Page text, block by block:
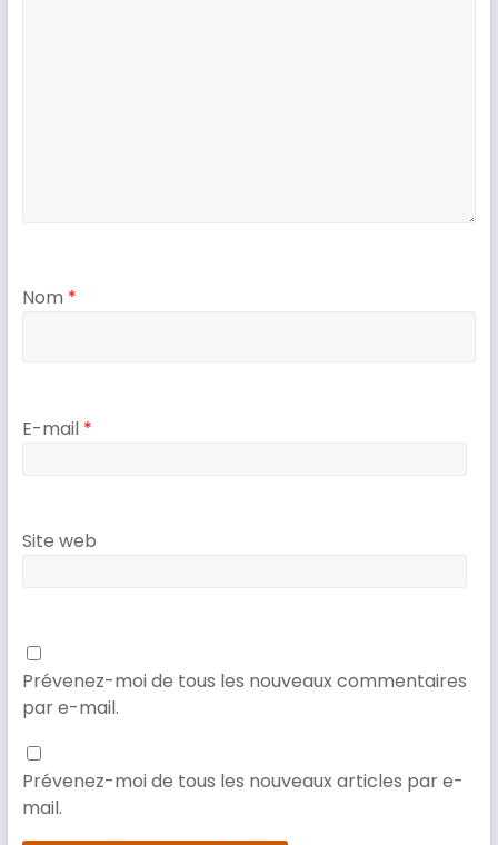
Nom *
E-mail *
Site web
Prévenez-moi de tous les nouveaux commentaires
par e-mail.
Prévenez-moi de tous les nouveaux articles par e-
mail.